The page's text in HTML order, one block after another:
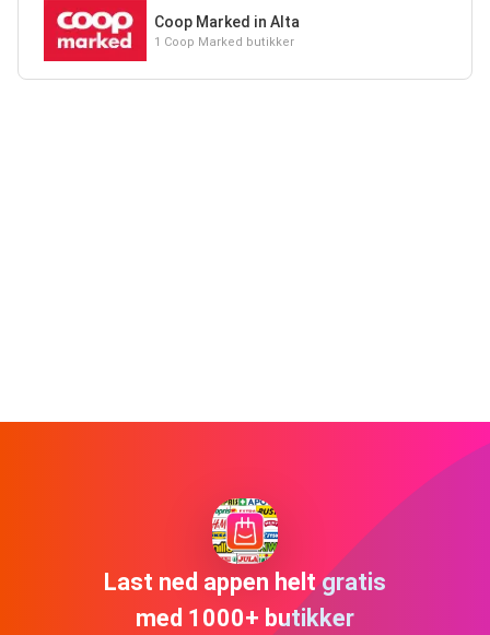
Coop Marked in Alta
1 Coop Marked butikker
Last ned appen helt gratis
med 1000+ butikker